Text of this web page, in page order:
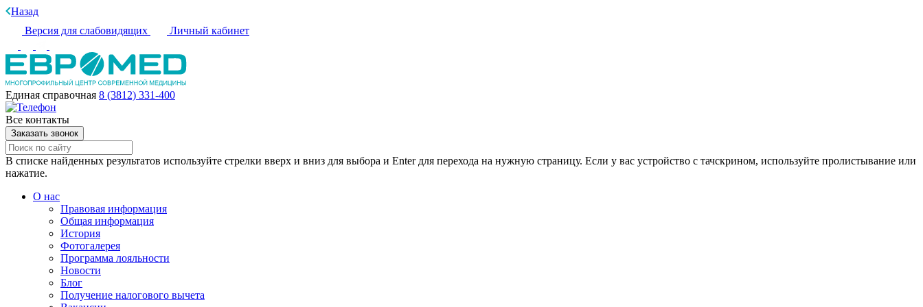
Назад
Версия для слабовидящих
Личный кабинет
Единая справочная 8 (3812) 331-400
Все контакты
Заказать звонок
В списке найденных результатов используйте стрелки вверх и вниз для выбора и Enter для перехода на нужную страницу. Если у вас устройство с тачскрином, используйте пролистывание или
нажатие.
О нас
Правовая информация
Общая информация
История
Фотогалерея
Программа лояльности
Новости
Блог
Получение налогового вычета